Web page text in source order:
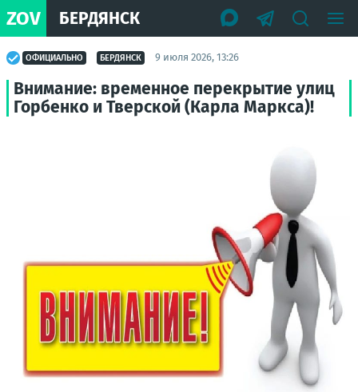
ZOV БЕРДЯНСК
ОФИЦИАЛЬНО БЕРДЯНСК 9 июля 2026, 13:26
Внимание: временное перекрытие улиц
Горбенко и Тверской (Карла Маркса)!